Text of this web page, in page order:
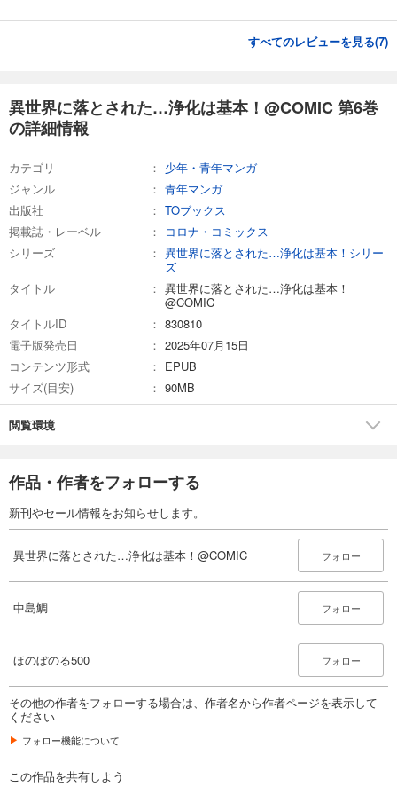
すべてのレビューを見る(7)
異世界に落とされた…浄化は基本！@COMIC 第6巻
の詳細情報
カテゴリ
少年・青年マンガ
ジャンル
青年マンガ
出版社
TOブックス
掲載誌・レーベル
コロナ・コミックス
シリーズ
異世界に落とされた…浄化は基本！シリー
ズ
タイトル
異世界に落とされた…浄化は基本！
@COMIC
タイトルID
830810
電子版発売日
2025年07月15日
コンテンツ形式
EPUB
サイズ(目安)
90MB
閲覧環境
作品・作者をフォローする
新刊やセール情報をお知らせします。
異世界に落とされた…浄化は基本！@COMIC フォロー
中島鯛 フォロー
ほのぼのる500 フォロー
その他の作者をフォローする場合は、作者名から作者ページを表示して
ください
フォロー機能について
この作品を共有しよう